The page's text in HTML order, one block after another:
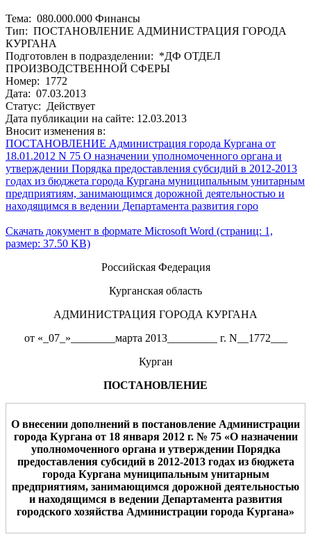
Тема: 080.000.000 Финансы
Тип: ПОСТАНОВЛЕНИЕ АДМИНИСТРАЦИЯ ГОРОДА
КУРГАНА
Подготовлен в подразделении: *ДФ ОТДЕЛ
ПРОИЗВОДСТВЕННОЙ СФЕРЫ
Номер: 1772
Дата: 07.03.2013
Статус: Действует
Дата публикации на сайте: 12.03.2013
Вносит изменения в:
ПОСТАНОВЛЕНИЕ Администрация города Кургана от
18.01.2012 N 75 О назначении уполномоченного органа и
утверждении Порядка предоставления субсидий в 2012-2013
годах из бюджета города Кургана муниципальным унитарным
предприятиям, занимающимся дорожной деятельностью и
находящимся в ведении Департамента развития горо
Скачать документ в формате Microsoft Word (страниц: 1,
размер: 37.50 KB)
Российская Федерация
Курганская область
АДМИНИСТРАЦИЯ ГОРОДА КУРГАНА
от «_07_»________марта 2013_________ г. N__1772___
Курган
ПОСТАНОВЛЕНИЕ
О внесении дополнений в постановление Администрации
города Кургана от 18 января 2012 г. № 75 «О назначении
уполномоченного органа и утверждении Порядка
предоставления субсидий в 2012-2013 годах из бюджета
города Кургана муниципальным унитарным
предприятиям, занимающимся дорожной деятельностью
и находящимся в ведении Департамента развития
городского хозяйства Администрации города Кургана»